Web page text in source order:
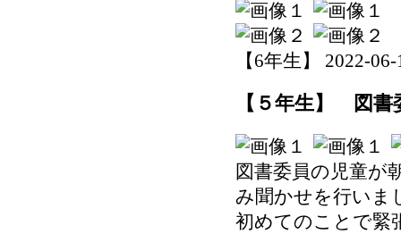
【6年生】 2022-
【５年生】 図書
図書委員の児童が
み聞かせを行いま
初めてのことで緊